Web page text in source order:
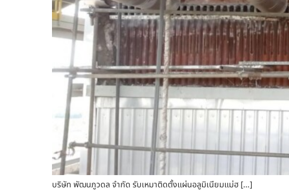
บริษัท พัฒนภูวดล จำกัด รับเหมาติดตั้งแผ่นอลูมิเนียมแม่ฮ […]